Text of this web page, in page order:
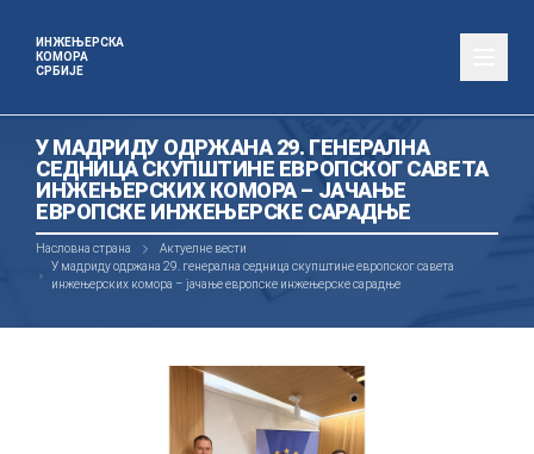
ИНЖЕЊЕРСКА
КОМОРА
СРБИЈЕ
У МАДРИДУ ОДРЖАНА 29. ГЕНЕРАЛНА
СЕДНИЦА СКУПШТИНЕ ЕВРОПСКОГ САВЕТА
ИНЖЕЊЕРСКИХ КОМОРА – ЈАЧАЊЕ
ЕВРОПСКЕ ИНЖЕЊЕРСКЕ САРАДЊЕ
Насловна страна
Актуелне вести
У мадриду одржана 29. генерална седница скупштине европског савета
инжењерских комора – јачање европске инжењерске сарадње